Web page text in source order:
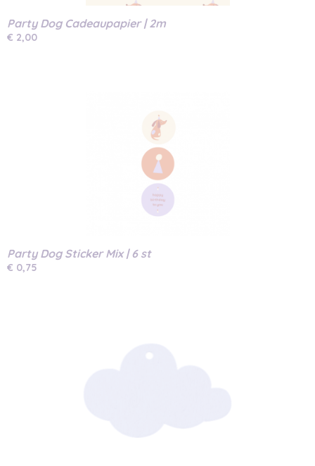
Party Dog Cadeaupapier | 2m
€ 2,00
Party Dog Sticker Mix | 6 st
€ 0,75